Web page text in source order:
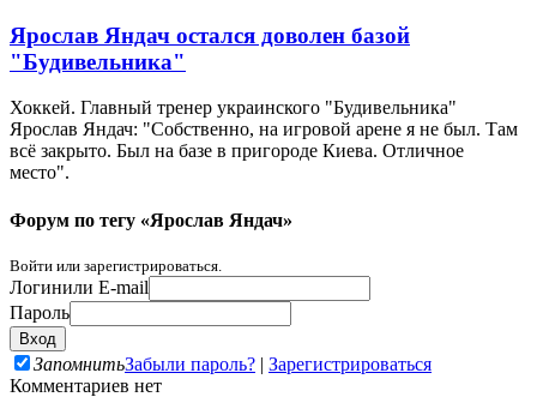
Ярослав Яндач остался доволен базой
"Будивельника"
Хоккей. Главный тренер украинского "Будивельника"
Ярослав Яндач: "Собственно, на игровой арене я не был. Там
всё закрыто. Был на базе в пригороде Киева. Отличное
место".
Форум по тегу «Ярослав Яндач»
Войти или зарегистрироваться.
Логинили E-mail
Пароль
ЗапомнитьЗабыли пароль? | Зарегистрироваться
Комментариев нет